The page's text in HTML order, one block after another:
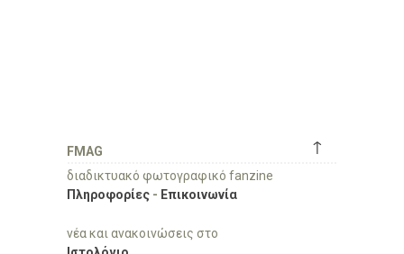
↑
FMAG
διαδικτυακό φωτογραφικό fanzine
Πληροφορίες - Επικοινωνία
νέα και ανακοινώσεις στο